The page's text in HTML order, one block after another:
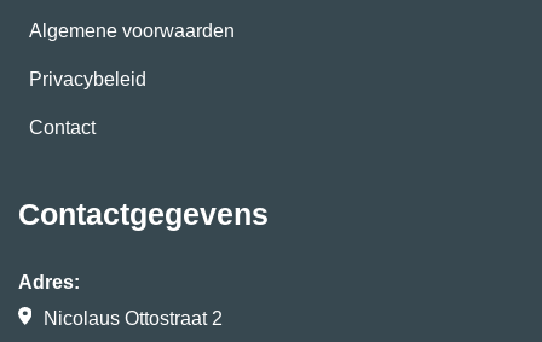
Algemene voorwaarden
Privacybeleid
Contact
Contactgegevens
Adres:
Nicolaus Ottostraat 2